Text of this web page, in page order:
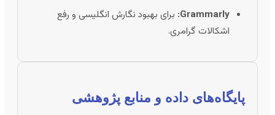
Grammarly:برای بهبود نگارش انگلیسی و رفع
اشکالات گرامری.
پایگاه‌های داده و منابع پژوهشی